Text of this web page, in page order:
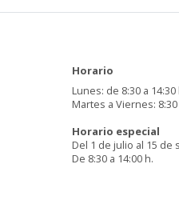
Horario
Lunes: de 8:30 a
Martes a Viernes:
Horario especial
Del 1 de julio al 15 de
De 8:30 a 14:00 h.